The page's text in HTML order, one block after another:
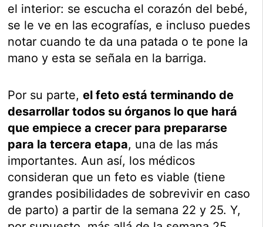
el interior: se escucha el corazón del bebé,
se le ve en las ecografías, e incluso puedes
notar cuando te da una patada o te pone la
mano y esta se señala en la barriga.
Por su parte,el feto está terminando de
desarrollar todos su órganos lo que hará
que empiece a crecer para prepararse
para la tercera etapa, una de las más
importantes. Aun así, los médicos
consideran que un feto es viable (tiene
grandes posibilidades de sobrevivir en caso
de parto) a partir de la semana 22 y 25. Y,